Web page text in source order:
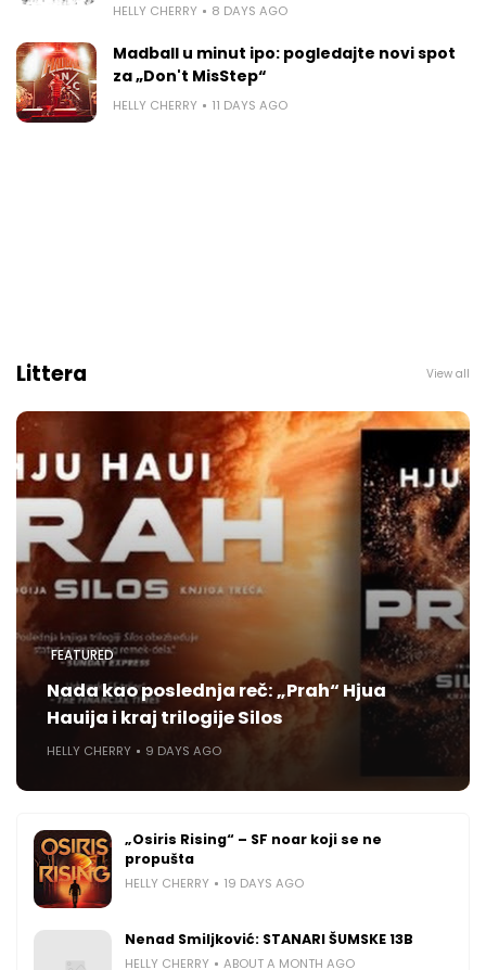
HELLY CHERRY 8 DAYS AGO
Madball u minut ipo: pogledajte novi spot
za „Don't MisStep“
HELLY CHERRY 11 DAYS AGO
Littera View all
FEATURED
Nada kao poslednja reč: „Prah“ Hjua
Hauija i kraj trilogije Silos
HELLY CHERRY 9 DAYS AGO
„Osiris Rising“ – SF noar koji se ne
propušta
HELLY CHERRY 19 DAYS AGO
Nenad Smiljković: STANARI ŠUMSKE 13B
HELLY CHERRY ABOUT A MONTH AGO